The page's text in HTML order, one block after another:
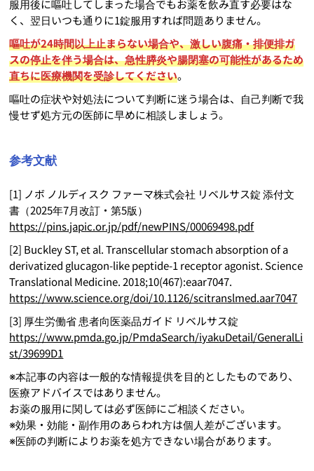
服用後に嘔吐してしまった場合でもお薬を飲み直す必要はな
く、翌日いつも通りに1錠服用すれば問題ありません。
嘔吐が24時間以上止まらない場合や、激しい腹痛・排便排ガ
スの停止を伴う場合は、急性膵炎や腸閉塞の可能性があるため
直ちに医療機関を受診してください。
嘔吐の症状や対処法について判断に迷う場合は、自己判断で我
慢せず処方元の医師に早めに相談しましょう。
参考文献
[1] ノボ ノルディスク ファーマ株式会社 リベルサス錠 添付文
書（2025年7月改訂・第5版）
https://pins.japic.or.jp/pdf/newPINS/00069498.pdf
[2] Buckley ST, et al. Transcellular stomach absorption of a
derivatized glucagon-like peptide-1 receptor agonist. Science
Translational Medicine. 2018;10(467):eaar7047.
https://www.science.org/doi/10.1126/scitranslmed.aar7047
[3] 厚生労働省 患者向医薬品ガイド リベルサス錠
https://www.pmda.go.jp/PmdaSearch/iyakuDetail/GeneralLi
st/39699D1
※本記事の内容は一般的な情報提供を目的としたものであり、
医療アドバイスではありません。
お薬の服用に関しては必ず医師にご相談ください。
※効果・効能・副作用のあらわれ方は個人差がございます。
※医師の判断によりお薬を処方できない場合があります。